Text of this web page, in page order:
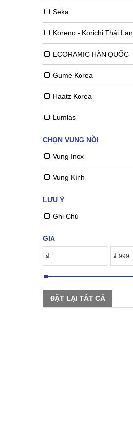
Seka
Koreno - Korichi Thái Lan
ECORAMIC HÀN QUỐC
Gume Korea
Haatz Korea
Lumias
CHỌN VUNG NỒI
Vung Inox
Vung Kính
LƯU Ý
Ghi Chú
GIÁ
₫ ₫
ĐẶT LẠI TẤT CẢ